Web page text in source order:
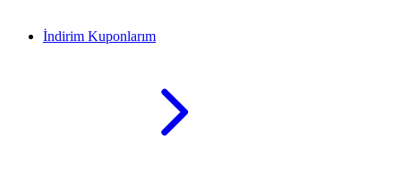
İndirim Kuponlarım